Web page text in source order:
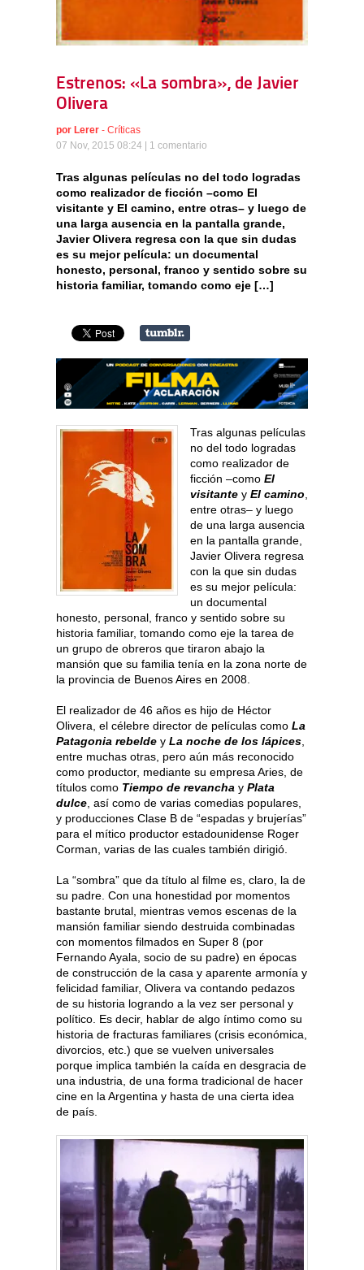
Estrenos: «La sombra», de Javier
Olivera
por Lerer - Críticas
07 Nov, 2015 08:24 | 1 comentario
Tras algunas películas no del todo logradas
como realizador de ficción –como El
visitante y El camino, entre otras– y luego de
una larga ausencia en la pantalla grande,
Javier Olivera regresa con la que sin dudas
es su mejor película: un documental
honesto, personal, franco y sentido sobre su
historia familiar, tomando como eje […]
Tras algunas películas
no del todo logradas
como realizador de
ficción –como El
visitante y El camino
entre otras– y luego
de una larga ausencia
en la pantalla grande,
Javier Olivera regresa
con la que sin dudas
es su mejor película:
un documental
honesto, personal, franco y sentido sobre su
historia familiar, tomando como eje la tarea de
un grupo de obreros que tiraron abajo la
mansión que su familia tenía en la zona norte de
la provincia de Buenos Aires en 2008.
El realizador de 46 años es hijo de Héctor
Olivera, el célebre director de películas como La
Patagonia rebelde y La noche de los lápices
entre muchas otras, pero aún más reconocido
como productor, mediante su empresa Aries, de
títulos como Tiempo de revancha y Plata
dulce , así como de varias comedias populares,
y producciones Clase B de “espadas y brujerías”
para el mítico productor estadounidense Roger
Corman, varias de las cuales también dirigió.
La “sombra” que da título al filme es, claro, la de
su padre. Con una honestidad por momentos
bastante brutal, mientras vemos escenas de la
mansión familiar siendo destruida combinadas
con momentos filmados en Super 8 (por
Fernando Ayala, socio de su padre) en épocas
de construcción de la casa y aparente armonía y
felicidad familiar, Olivera va contando pedazos
de su historia logrando a la vez ser personal y
político. Es decir, hablar de algo íntimo como su
historia de fracturas familiares (crisis económica,
divorcios, etc.) que se vuelven universales
porque implica también la caída en desgracia de
una industria, de una forma tradicional de hacer
cine en la Argentina y hasta de una cierta idea
de país.